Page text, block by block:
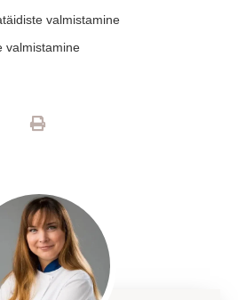
valmistamine
valmistamine